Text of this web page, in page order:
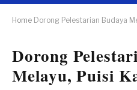
Home Dorong Pelestarian Budaya Melayu, Puisi
Dorong
Melayu, Puisi